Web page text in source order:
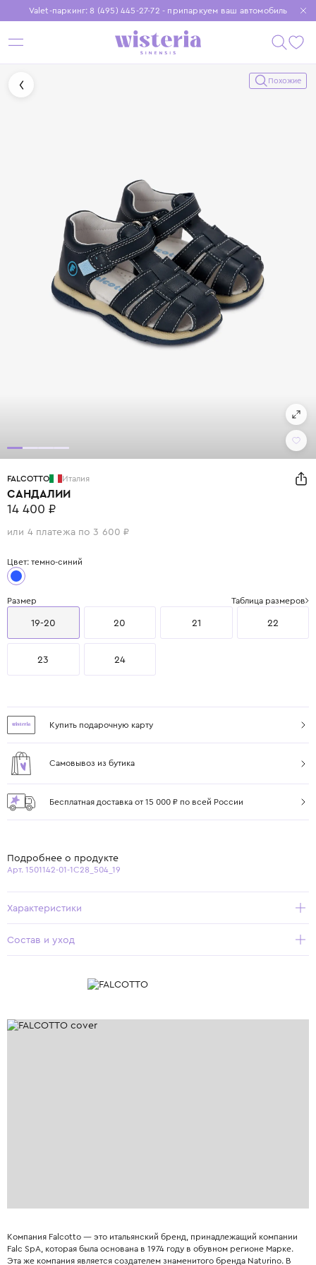
Valet-паркинг: 8 (495) 445-27-72 - припаркуем ваш автомобиль
Бесплатная доставка при заказе от 15 000 ₽
Установите приложение, чтобы покупки были еще удобнее
Похожие
FALCOTTO Италия
САНДАЛИИ
14 400 ₽
или 4 платежа по 3 600 ₽
Цвет: темно-синий
Размер Таблица размеров
19-20 20 21 22
23 24
Купить подарочную карту
Самовывоз из бутика
Бесплатная доставка от 15 000 ₽ по всей России
Подробнее о продукте
Арт. 1501142-01-1C28_504_19
Характеристики
Состав и уход
Компания Falcotto — это итальянский бренд, принадлежащий компании
Falc SpA, которая была основана в 1974 году в обувном регионе Марке.
Эта же компания является создателем знаменитого бренда Naturino. В